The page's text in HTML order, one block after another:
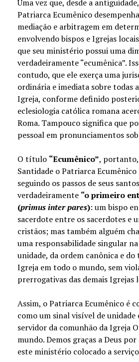
Uma vez que, desde a
Patriarca Ecumênico
mediação e arbitragem em
envolvendo bispos e Igrejas
que seu ministério possui uma
verdadeiramente “ecumênica”.
contudo, que ele exerça uma
ordinária e imediata sobre todas
Igreja, conforme definido
eclesiologia católica romana
Roma. Tampouco significa que
pessoal em pronunciamentos
O título “Ecumênico”, portanto,
Santidade o Patriarca
seguindo os passos de seus
verdadeiramente “o primeiro
(primus inter pares): um bispo
sacerdote entre os sacerdotes e
cristãos; mas também alguém
uma responsabilidade singular
unidade, da ordem canônica e
Igreja em todo o mundo, sem
prerrogativas das demais Igrejas
Assim, o Patriarca Ecumênico é
como um sinal visível de
servidor da comunhão da Igreja
mundo. Demos graças a Deus
este ministério colocado a